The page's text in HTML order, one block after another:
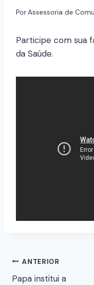
PorAssessoria de
Participe com sua
da Saúde.
ANTERIOR
Papa institui a